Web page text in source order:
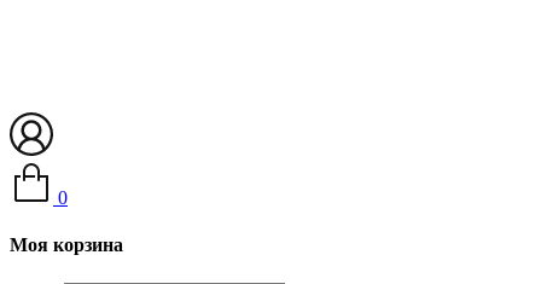
0
Моя корзина